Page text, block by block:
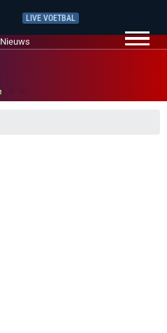
LIVE VOETBAL
Nieuws